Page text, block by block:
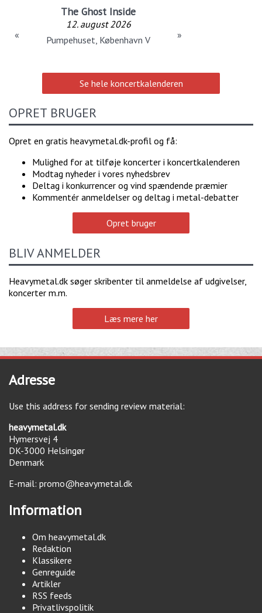
The Ghost Inside
12. august 2026
Pumpehuset, København V
« »
Se hele koncertkalenderen
OPRET BRUGER
Opret en gratis heavymetal.dk-profil og få:
Mulighed for at tilføje koncerter i koncertkalenderen
Modtag nyheder i vores nyhedsbrev
Deltag i konkurrencer og vind spændende præmier
Kommentér anmeldelser og deltag i metal-debatter
Opret bruger
BLIV ANMELDER
Heavymetal.dk søger skribenter til anmeldelse af udgivelser,
koncerter m.m.
Læs mere her
Adresse
Use this address for sending review material:
heavymetal.dk
Hymersvej 4
DK-3000 Helsingør
Denmark
E-mail: promo@heavymetal.dk
Information
Om heavymetal.dk
Redaktion
Klassikere
Genreguide
Artikler
RSS feeds
Privatlivspolitik